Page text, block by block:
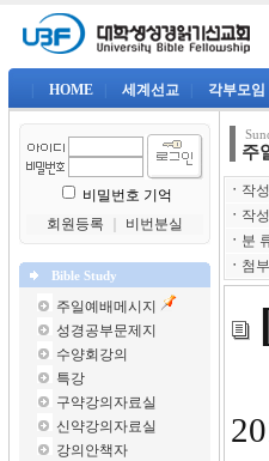
HOME 세계선교 각부모임
비밀번호 기억
회원등록
비번분실
Bible Study
주일예배메시지
성경공부문제지
수양회강의
특강
구약강의자료실
신약강의자료실
강의안책자
주
ㆍ 작
ㆍ 작
ㆍ 분
ㆍ 첨